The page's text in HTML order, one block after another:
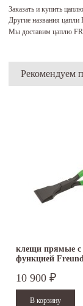
Заказать и купить
Другие названия
Мы доставим цаплю
Рекомендуем
клещи прямые с
функцией Freund
10 900 ₽